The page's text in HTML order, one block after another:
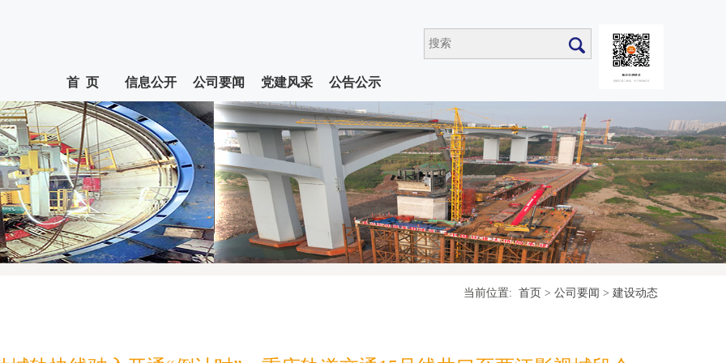
首 页 信息公开 公司要闻 党建风采 公告公示
当前位置: 首页 > 公司要闻 > 建设动态